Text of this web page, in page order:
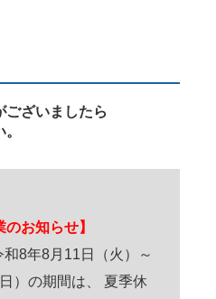
ございましたら
のお知らせ】
8年8月11日（火）～
）の期間は、 夏季休